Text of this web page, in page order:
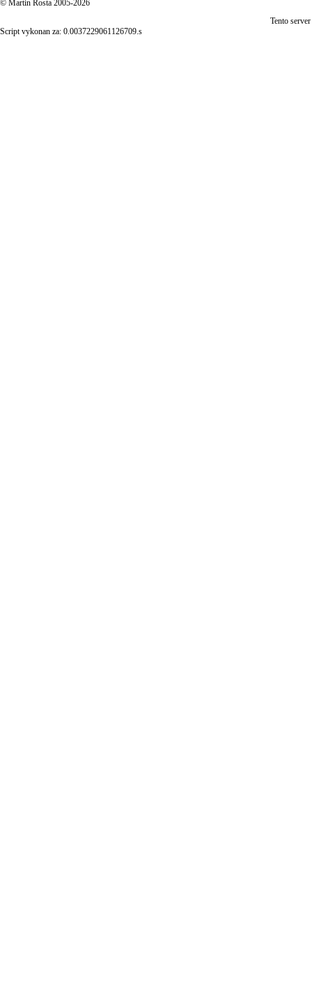
© Martin Rosta 2005-2026
Tento
Script vykonan za: 0.0037229061126709.s